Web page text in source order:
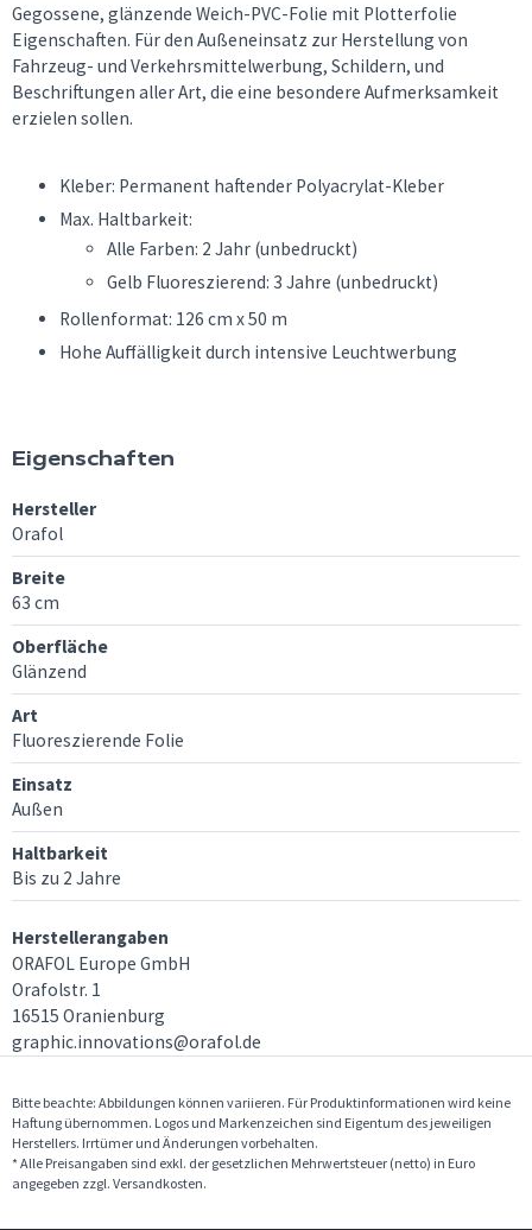
Gegossene, glänzende Weich-PVC-Folie mit Plotterfolie
Eigenschaften. Für den Außeneinsatz zur Herstellung von
Fahrzeug- und Verkehrsmittelwerbung, Schildern, und
Beschriftungen aller Art, die eine besondere Aufmerksamkeit
erzielen sollen.
Kleber: Permanent haftender Polyacrylat-Kleber
Max. Haltbarkeit:
Alle Farben: 2 Jahr (unbedruckt)
Gelb Fluoreszierend: 3 Jahre (unbedruckt)
Rollenformat: 126 cm x 50 m
Hohe Auffälligkeit durch intensive Leuchtwerbung
Eigenschaften
Hersteller
Orafol
Breite
63 cm
Oberfläche
Glänzend
Art
Fluoreszierende Folie
Einsatz
Außen
Haltbarkeit
Bis zu 2 Jahre
Herstellerangaben
ORAFOL Europe GmbH
Orafolstr. 1
16515 Oranienburg
graphic.innovations@orafol.de
Bitte beachte: Abbildungen können variieren. Für Produktinformationen wird keine
Haftung übernommen. Logos und Markenzeichen sind Eigentum des jeweiligen
Herstellers. Irrtümer und Änderungen vorbehalten.
* Alle Preisangaben sind exkl. der gesetzlichen Mehrwertsteuer (netto) in Euro
angegeben zzgl. Versandkosten.